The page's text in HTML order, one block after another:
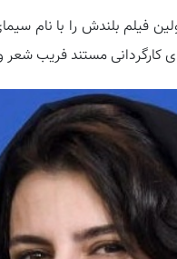
در سال ۸۲ اولین فیلم بلندش را
کارگردانی مستند فریب شعر